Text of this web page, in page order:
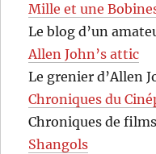
Mille et une
Le blog d’un
Allen John’s attic
Le grenier d’Allen
Chroniques du
Chroniques de
Shangols